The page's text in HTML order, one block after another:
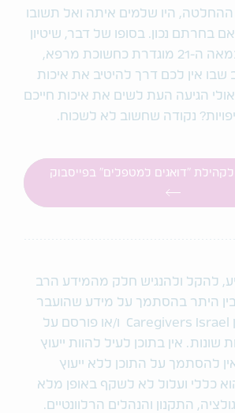
היו שלמים איתה ואל תשובו
בחרתם נכון. בסופו של דבר, שיטיון
היא מחלה שגם במאה ה-21 מוגדרת כחשוכת מרפא,
אין לכם דרך להיטיב את איכות
הגיעה העת לשים את איכות חייכם
נקודה שחשוב לא לשכוח.
לקהילת "דואגים למטפלים" בפייסבוק
להקל ולהנגיש חלק מהמידע הרב
היתר בהסתמך על מידע שהועבר
לידינו על ידי ארגון Caregivers Israel ו/או פורסם על
שונות. אין בתוכן לעיל להוות ייעוץ
להסתמך על התוכן ללא ייעוץ
כללי ועלול לא לשקף באופן מלא
התקנון והנהלים הרלוונטיים.